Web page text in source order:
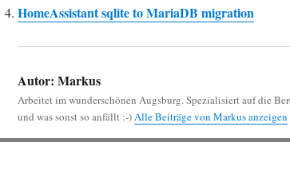
HomeAssistant sqlite to MariaDB migration
Autor: Markus
Arbeitet im wunderschönen Augsburg. Spezialisiert auf die
und was sonst so anfällt :-)Alle Beiträge von Markus anzeigen